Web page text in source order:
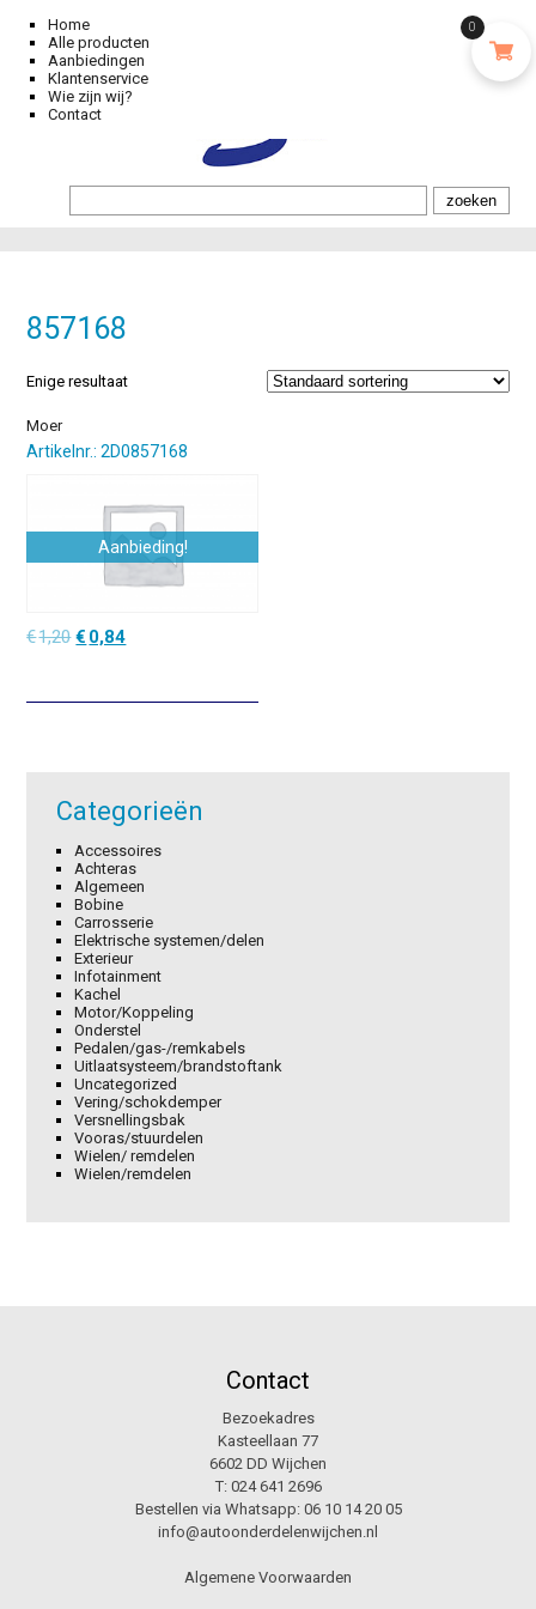
Home
Alle producten
Aanbiedingen
Klantenservice
Wie zijn wij?
Contact
857168
Enige resultaat
Moer
Artikelnr.: 2D0857168
Aanbieding!
€1,20Oorspronkelijke
€1,20.
€ 0,84Huidige
€0,84.
Categorieën
Accessoires
Achteras
Algemeen
Bobine
Carrosserie
Elektrische systemen/delen
Exterieur
Infotainment
Kachel
Motor/Koppeling
Onderstel
Pedalen/gas-/remkabels
Uitlaatsysteem/brandstoftank
Uncategorized
Vering/schokdemper
Versnellingsbak
Vooras/stuurdelen
Wielen/ remdelen
Wielen/remdelen
Contact
Bezoekadres
Kasteellaan 77
6602 DD Wijchen
T: 024 641 2696
Bestellen via Whatsapp: 06 10 14 20 05
info@autoonderdelenwijchen.nl
Algemene Voorwaarden
0